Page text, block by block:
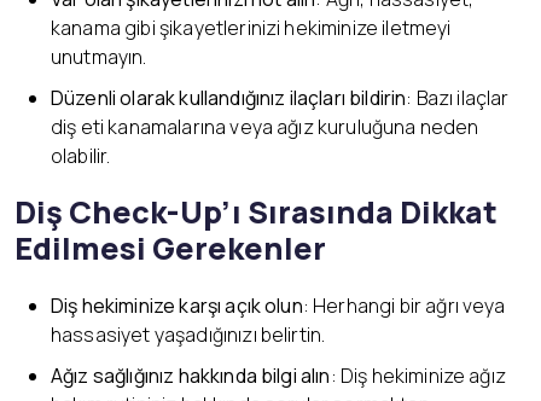
kanama gibi şikayetlerinizi hekiminize iletmeyi
unutmayın.
Düzenli olarak kullandığınız ilaçları bildirin: Bazı ilaçlar
diş eti kanamalarına veya ağız kuruluğuna neden
olabilir.
Diş Check-Up’ı Sırasında Dikkat
Edilmesi Gerekenler
Diş hekiminize karşı açık olun: Herhangi bir ağrı veya
hassasiyet yaşadığınızı belirtin.
Ağız sağlığınız hakkında bilgi alın: Diş hekiminize ağız